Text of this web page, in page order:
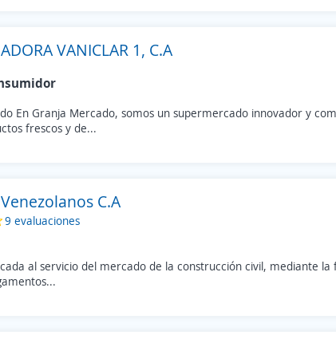
VANICLAR 1, C.A
En Granja Mercado, somos un supermercado innovador y
frescos y de...
C.A
9 evaluaciones
al servicio del mercado de la construcción civil, mediante la